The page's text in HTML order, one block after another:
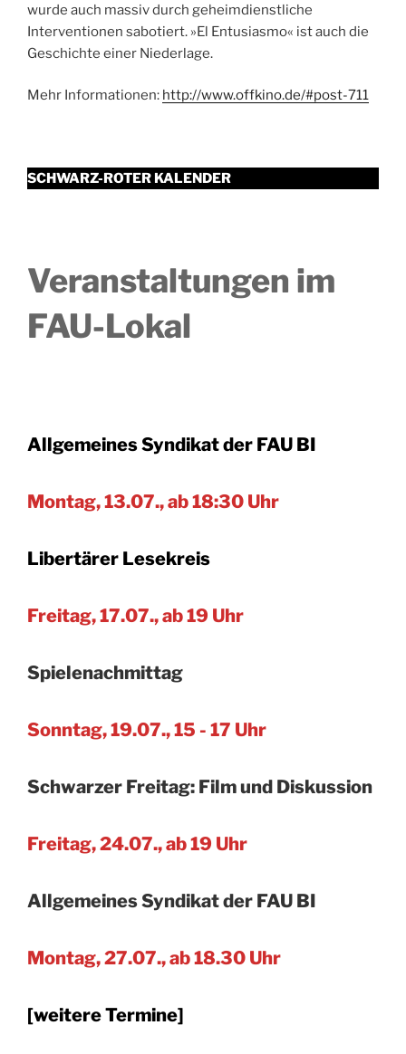
wurde auch massiv durch geheimdienstliche
Interventionen sabotiert. »El Entusiasmo« ist auch die
Geschichte einer Niederlage.
Mehr Informationen: http://www.offkino.de/#post-711
SCHWARZ-ROTER KALENDER
Veranstaltungen im
FAU-Lokal
Allgemeines Syndikat der FAU BI
Montag, 13.07., ab 18:30 Uhr
Libertärer Lesekreis
Freitag, 17.07., ab 19 Uhr
Spielenachmittag
Sonntag, 19.07., 15 - 17 Uhr
Schwarzer Freitag: Film und Diskussion
Freitag, 24.07., ab 19 Uhr
Allgemeines Syndikat der FAU BI
Montag, 27.07., ab 18.30 Uhr
[weitere Termine]